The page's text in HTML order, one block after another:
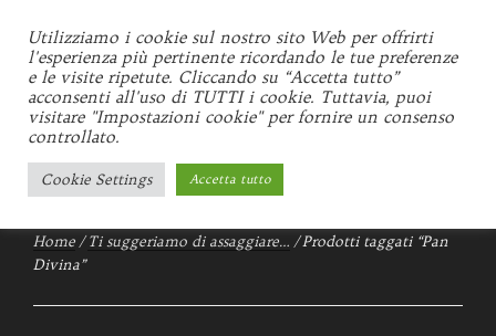
contenuto
GEMMI
Locale storico d'Italia 1934
Home /Ti suggeriamo di assaggiare… / Prodotti taggati “Pan
Divina”
Utilizziamo i cookie sul nostro sito Web per offrirti
l'esperienza più pertinente ricordando le tue preferenze
e le visite ripetute. Cliccando su “Accetta tutto”
acconsenti all'uso di TUTTI i cookie. Tuttavia, puoi
visitare "Impostazioni cookie" per fornire un consenso
controllato.
Cookie Settings Accetta tutto